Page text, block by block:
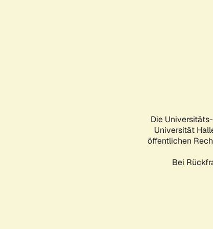
Die
Universität
öffentlichen
Bei